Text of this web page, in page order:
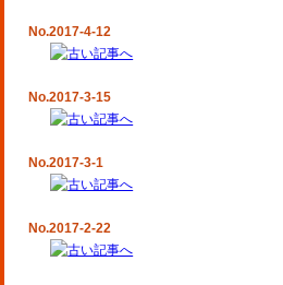
No.2017-4-12
No.2017-3-15
No.2017-3-1
No.2017-2-22